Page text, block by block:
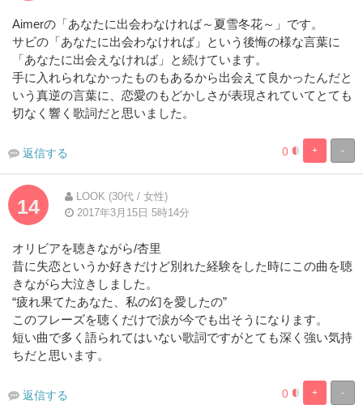
Aimerの「あなたに出会わなければ～夏雪冬花～」です。
サビの「あなたに出会わなければ」という後悔の様な言葉に
「あなたに出会えなければ」と続けています。
手に入れられなかったものもあるから出会えて良かったんだと
いう真逆の言葉に、恋愛のもどかしさが表現されていてとても
切なく響く歌詞だと思いました。
-
+
0
返信する
14
LOOK (30代 / 女性)
2017年3月15日 5時14分
オリビアを聴きながら/杏里
昔に失恋というか好きだけど別れた経験をした時にこの曲を聴
きながら大泣きしました。
“疲れ果てたあなた、私の幻を愛したの”
このフレーズを聴くだけで涙が今でも出そうになります。
短い曲で多く語られてはいない歌詞ですがとても深く強い気持
ちだと思います。
-
+
0
返信する